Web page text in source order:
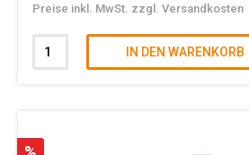
Preise inkl. MwSt. zzgl. Versandkosten
IN DEN WARENKORB